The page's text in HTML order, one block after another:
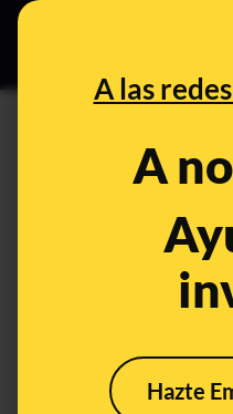
A las
A
Hazte
¿El
República
What's being said: